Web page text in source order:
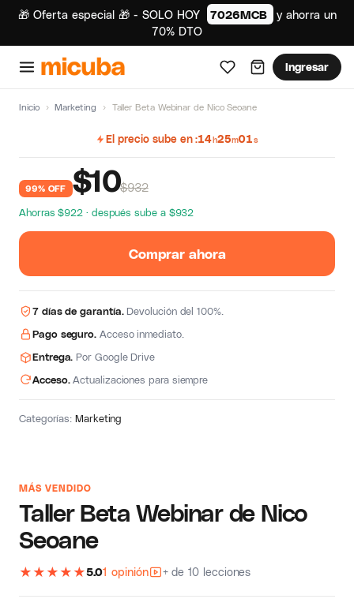
🎁 Oferta especial 🎁 - SOLO HOY 7026MCB
y ahorra un
70% DTO
Ingresar
Inicio › Marketing › Taller Beta Webinar de Nico Seoane
MÁS VENDIDO
Taller Beta Webinar de Nico
Seoane
★ ★ ★ ★ ★5.01 opinión + de 10 lecciones
El precio sube en 14h25m01s
99% OFF $10$932
Ahorras $922 · después sube a $932
Comprar ahora
7 días de garantía.Devolución del 100%.
Pago seguro. Acceso inmediato.
Entrega. Por Google Drive
Acceso.Actualizaciones para siempre
Categorías:Marketing